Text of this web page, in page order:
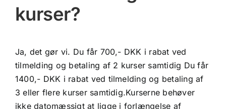
kurser?
Ja, det gør vi. Du får 700,- DKK i rabat ved
tilmelding og betaling af 2 kurser samtidig Du får
1400,- DKK i rabat ved tilmelding og betaling af
3 eller flere kurser samtidig.Kurserne behøver
ikke datomæssigt at ligge i forlængelse af